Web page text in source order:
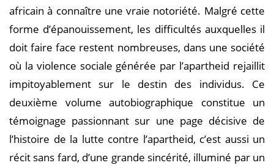
africain à connaître une vraie notoriété. Malgré cette
forme d’épanouissement, les difficultés auxquelles il
doit faire face restent nombreuses, dans une société
où la violence sociale générée par l’apartheid rejaillit
impitoyablement sur le destin des individus. Ce
deuxième volume autobiographique constitue un
témoignage passionnant sur une page décisive de
l’histoire de la lutte contre l’apartheid, c’est aussi un
récit sans fard, d’une grande sincérité, illuminé par un